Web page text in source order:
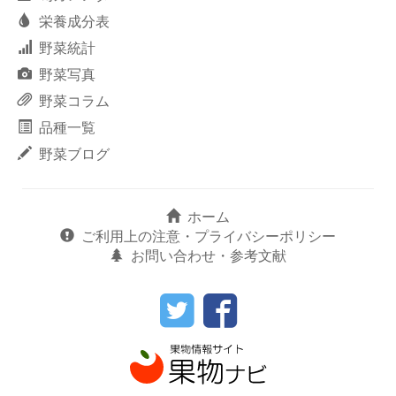
栄養成分表
野菜統計
野菜写真
野菜コラム
品種一覧
野菜ブログ
ホーム
ご利用上の注意・プライバシーポリシー
お問い合わせ・参考文献